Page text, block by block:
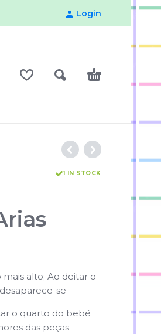
Login
1 IN STOCK
alto; Ao deitar o
se
o quarto do bebé
das peças